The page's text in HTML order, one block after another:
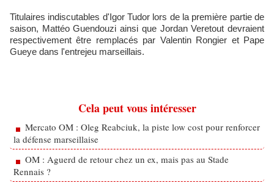
Titulaires indiscutables d'Igor Tudor lors de la première partie de
saison, Mattéo Guendouzi ainsi que Jordan Veretout devraient
respectivement être remplacés par Valentin Rongier et Pape
Gueye dans l'entrejeu marseillais.
Cela peut vous intéresser
Mercato OM : Oleg Reabciuk, la piste low cost pour renforcer
la défense marseillaise
OM : Aguerd de retour chez un ex, mais pas au Stade
Rennais ?